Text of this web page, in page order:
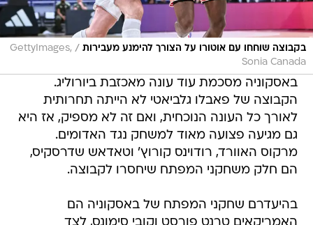
בקבוצה שוחחו עם אוטורו על הצורך להימנע מעבירות /
GettyImages,
Sonia Canada
באסקוניה מסכמת עוד עונה מאכזבת ביורוליג.
הקבוצה של פאבלו גלביאטי לא הייתה תחרותית
לאורך כל העונה הנוכחית, ואם זה לא מספיק, אז היא
גם מגיעה פצועה מאוד למשחק נגד האדומים.
מרקוס האוורד, רודוינס קורוץ' וטאדאש שדרסקיס,
הם חלק משחקני המפתח שיחסרו לקבוצה.
בהיעדרם שחקני המפתח של באסקוניה הם